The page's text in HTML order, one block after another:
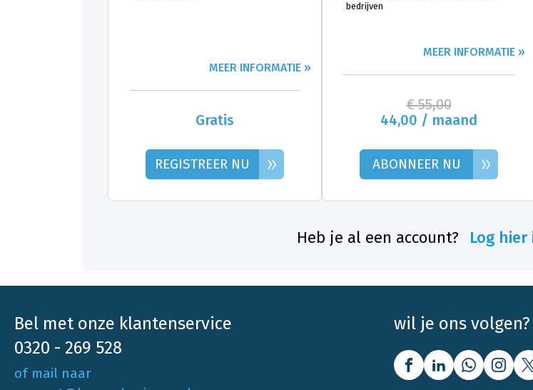
MEER INFORMATIE »
Gratis
REGISTREER NU »
bedrijven
MEER INFORMATIE »
€ 55,00
44,00 / maand
ABONNEER NU »
Heb je al een account? Log hier
Bel met onze klantenservice
0320 - 269 528
of mail naar
wil je ons volgen?